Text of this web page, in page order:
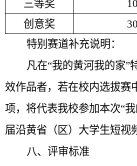
三等奖
10
创意奖
30
特别赛道补充说明：
凡在“我的黄河我的家”
效作品者，若在校内选拔赛
项，将代表我校参加本次“
届沿黄省（区）大学生短视
八、评审标准